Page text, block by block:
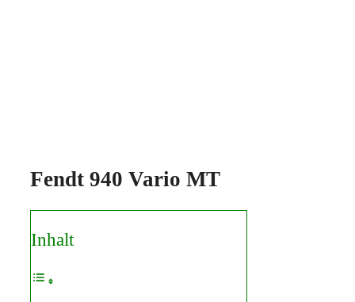
Fendt 940 Vario MT
Inhalt